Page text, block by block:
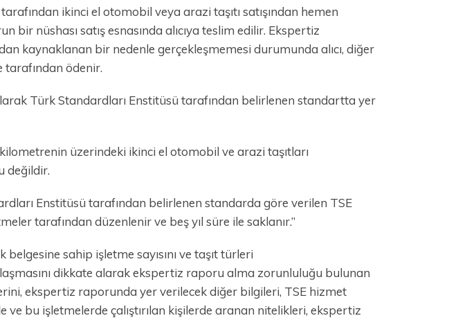
ikinci el otomobil veya arazi taşıtı satışından hemen
bir nüshası satış esnasında alıcıya teslim edilir. Ekspertiz
kaynaklanan bir nedenle gerçekleşmemesi durumunda alıcı, diğer
tarafından ödenir.
Türk Standardları Enstitüsü tarafından belirlenen standartta yer
üzerindeki ikinci el otomobil ve arazi taşıtları
değildir.
Enstitüsü tarafından belirlenen standarda göre verilen TSE
tarafından düzenlenir ve beş yıl süre ile saklanır.”
belgesine sahip işletme sayısını ve taşıt türleri
dikkate alarak ekspertiz raporu alma zorunluluğu bulunan
ekspertiz raporunda yer verilecek diğer bilgileri, TSE hizmet
bu işletmelerde çalıştırılan kişilerde aranan nitelikleri, ekspertiz